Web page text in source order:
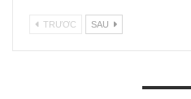
TRƯƠC SAU